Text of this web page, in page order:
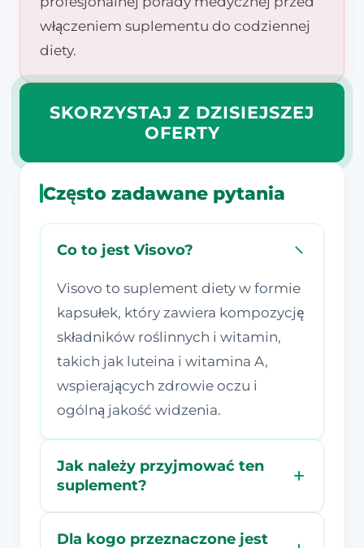
włączeniem suplementu do codziennej
diety.
SKORZYSTAJ Z DZISIEJSZEJ
OFERTY
Często zadawane pytania
Co to jest Visovo?
Visovo to suplement diety w formie
kapsułek, który zawiera kompozycję
składników roślinnych i witamin,
takich jak luteina i witamina A,
wspierających zdrowie oczu i
ogólną jakość widzenia.
Jak należy przyjmować ten
suplement?
Dla kogo przeznaczone jest